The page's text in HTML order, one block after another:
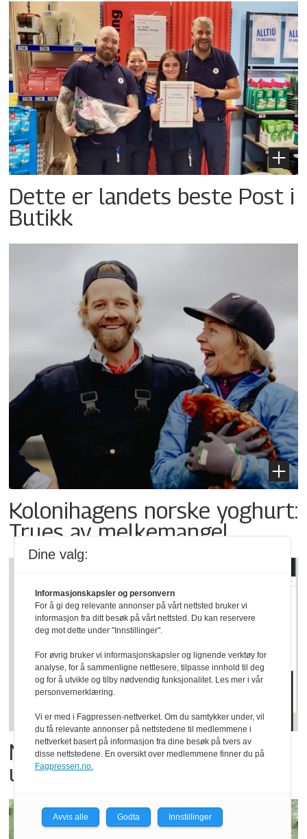
Dette er landets beste Post i
Butikk
Kolonihagens norske yoghurt:
Trues av melkemangel
Norsk sjømat har gått viralt
under fotball-VM
Dine valg:
Informasjonskapsler og personvern
For å gi deg relevante annonser på vårt nettsted bruker vi
informasjon fra ditt besøk på vårt nettsted. Du kan reservere
deg mot dette under "Innstillinger".
For øvrig bruker vi informasjonskapsler og lignende verktøy for
analyse, for å sammenligne nettlesere, tilpasse innhold til deg
og for å utvikle og tilby nødvendig funksjonalitet. Les mer i vår
personvernerklæring.
Vi er med i Fagpressen-nettverket. Om du samtykker under, vil
du få relevante annonser på nettstedene til medlemmene i
nettverket basert på informasjon fra dine besøk på tvers av
disse nettstedene. En oversikt over medlemmene finner du på
Fagpressen.no.
Avvis alle Godta Innstillinger